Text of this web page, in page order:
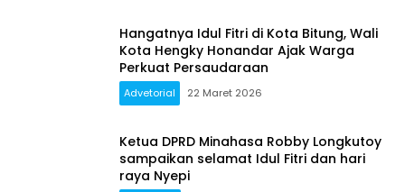
Hangatnya Idul Fitri di Kota Bitung, Wali
Kota Hengky Honandar Ajak Warga
Perkuat Persaudaraan
Advetorial 22 Maret 2026
Ketua DPRD Minahasa Robby Longkutoy
sampaikan selamat Idul Fitri dan hari
raya Nyepi